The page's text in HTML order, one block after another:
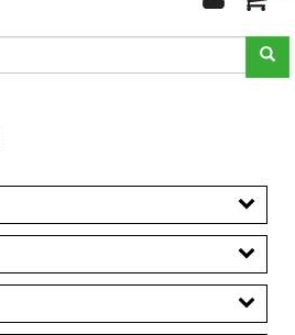
EUR